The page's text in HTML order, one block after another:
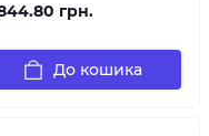
грн.
До кошика